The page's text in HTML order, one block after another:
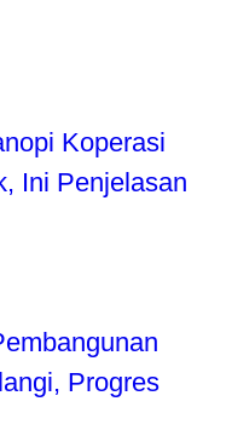
Koperasi
Ini Penjelasan
Progres